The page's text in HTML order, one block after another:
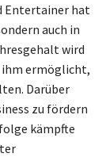
Entertainer hat
auch in
wird
ihm ermöglicht,
Darüber
zu fördern
kämpfte